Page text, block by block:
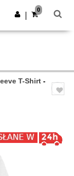
Pobierz app
0
T-Shirt -